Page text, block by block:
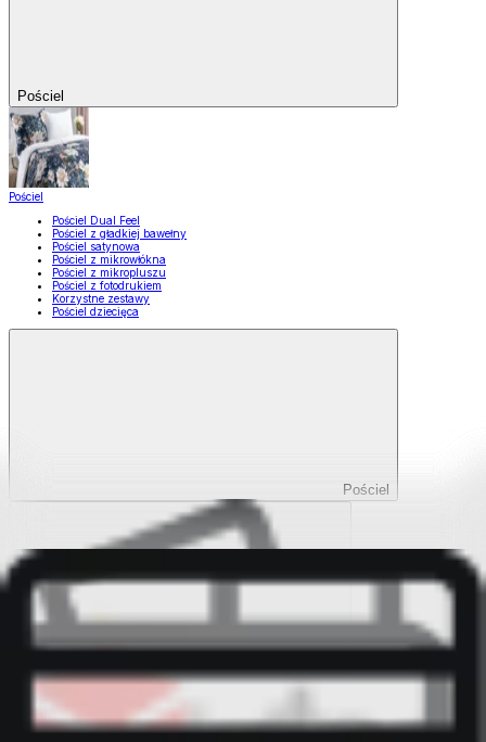
Pościel
Pościel
Pościel Dual Feel
Pościel z gładkiej bawełny
Pościel satynowa
Pościel z mikrowłókna
Pościel z mikropluszu
Pościel z fotodrukiem
Korzystne zestawy
Pościel dziecięca
Pościel
Pokaż wszystko